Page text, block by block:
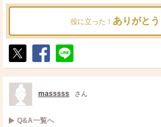
役に立った！ ありがとう
ポ
ス
ト
シ
ェ
送
る
masssss さん
Q&A一覧へ